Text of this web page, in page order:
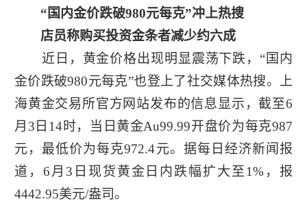
“国内金价跌破980元每克”冲上热搜
店员称购买投资金条者减少约六成
近日，黄金价格出现明显震荡下跌，“国内
金价跌破980元每克”也登上了社交媒体热搜。上
海黄金交易所官方网站发布的信息显示，截至6
月3日14时，当日黄金Au99.99开盘价为每克987
元，最低价为每克972.4元。据每日经济新闻报
道，6月3日现货黄金日内跌幅扩大至1%，报
4442.95美元/盎司。